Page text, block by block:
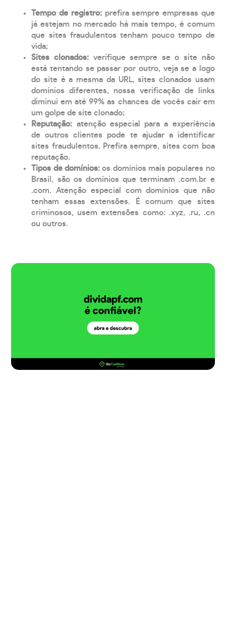
Tempo de registro: prefira sempre empresas que
já estejam no mercado há mais tempo, é comum
que sites fraudulentos tenham pouco tempo de
vida;
Sites clonados: verifique sempre se o site não
está tentando se passar por outro, veja se a logo
do site é a mesma da URL, sites clonados usam
domínios diferentes, nossa verificação de links
diminui em até 99% as chances de vocês cair em
um golpe de site clonado;
Reputação: atenção especial para a experiência
de outros clientes pode te ajudar a identificar
sites fraudulentos. Prefira sempre, sites com boa
reputação.
Tipos de domínios:os domínios mais populares no
Brasil, são os domínios que terminam .com.br e
.com. Atenção especial com domínios que não
tenham essas extensões. É comum que sites
criminosos, usem extensões como: .xyz, .ru, .cn
ou outros.